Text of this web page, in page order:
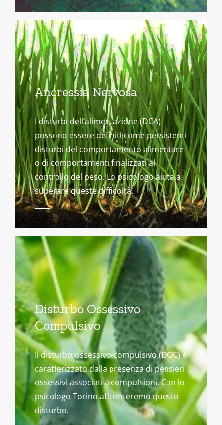
Anoressia Nervosa
I disturbi dell’alimentazione (DCA)
possono essere definiti come persistenti
disturbi del comportamento alimentare
o di comportamenti finalizzati al
controllo del peso. Lo psicologo aiuta a
superare queste difficoltà.
Disturbo Ossessivo
Compulsivo
Il disturbo ossessivo-compulsivo (DOC) è
caratterizzato dalla presenza di pensieri
ossessivi associati a compulsioni. Con lo
psicologo Torino affronteremo questo
disturbo.